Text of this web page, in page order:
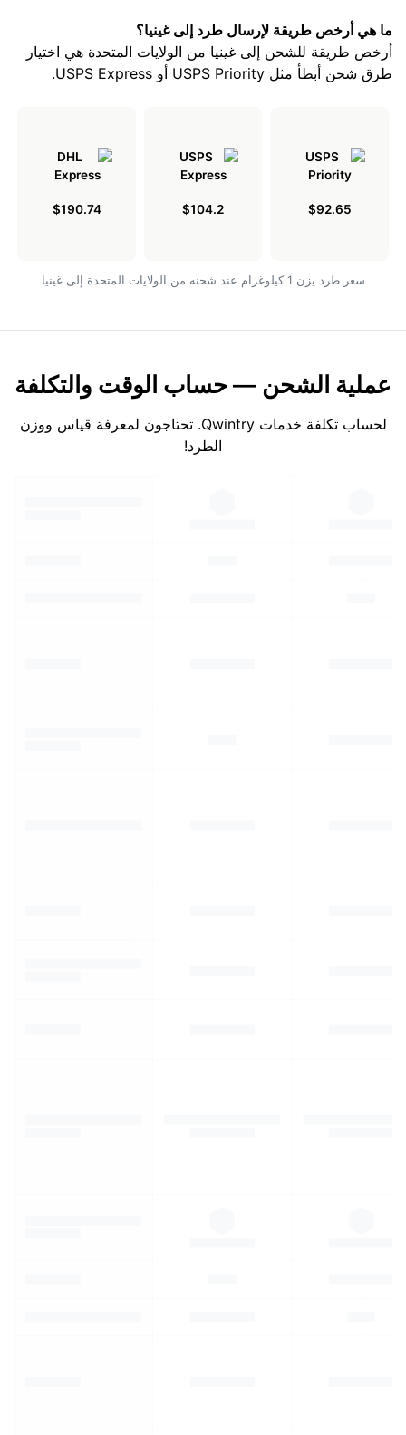
ما هي أرخص طريقة لإرسال طرد إلى غينيا؟
أرخص طريقة للشحن إلى غينيا من الولايات المتحدة هي اختيار
طرق شحن أبطأ مثل USPS Priority أو USPS Express.
$92.65
$104.2
$190.74
سعر طرد يزن 1 كيلوغرام عند شحنه من الولايات المتحدة إلى غينيا
عملية الشحن — حساب الوقت والتكلفة
لحساب تكلفة خدمات Qwintry. تحتاجون لمعرفة قياس ووزن
الطرد!